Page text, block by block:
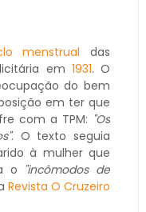
menstrual das
em 1931. O
do bem
em ter que
com a TPM: "Os
. O texto seguia
à mulher que
o "incômodos de
Revista O Cruzeiro